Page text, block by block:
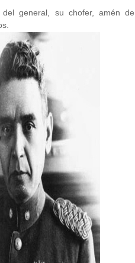
general, su chofer, amén de